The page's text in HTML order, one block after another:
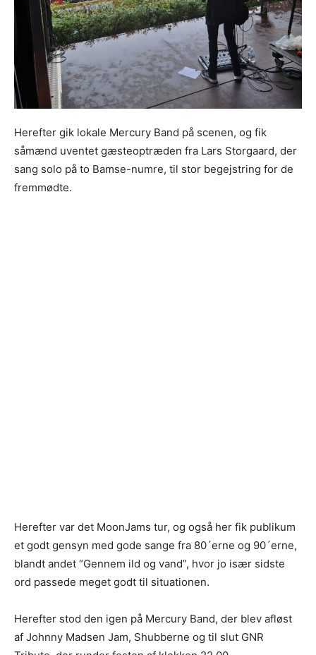
Herefter gik lokale Mercury Band på scenen, og fik
såmænd uventet gæsteoptræden fra Lars Storgaard, der
sang solo på to Bamse-numre, til stor begejstring for de
fremmødte.
Herefter var det MoonJams tur, og også her fik publikum
et godt gensyn med gode sange fra 80´erne og 90´erne,
blandt andet “Gennem ild og vand”, hvor jo især sidste
ord passede meget godt til situationen.
Herefter stod den igen på Mercury Band, der blev afløst
af Johnny Madsen Jam, Shubberne og til slut GNR